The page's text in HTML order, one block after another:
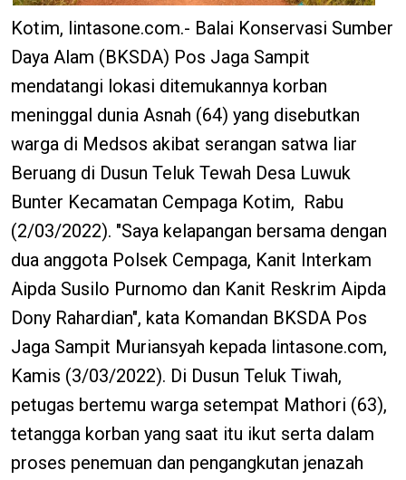
Kotim, lintasone.com.- Balai Konservasi Sumber
Daya Alam (BKSDA) Pos Jaga Sampit
mendatangi lokasi ditemukannya korban
meninggal dunia Asnah (64) yang disebutkan
warga di Medsos akibat serangan satwa liar
Beruang di Dusun Teluk Tewah Desa Luwuk
Bunter Kecamatan Cempaga Kotim, Rabu
(2/03/2022). "Saya kelapangan bersama dengan
dua anggota Polsek Cempaga, Kanit Interkam
Aipda Susilo Purnomo dan Kanit Reskrim Aipda
Dony Rahardian", kata Komandan BKSDA Pos
Jaga Sampit Muriansyah kepada lintasone.com,
Kamis (3/03/2022). Di Dusun Teluk Tiwah,
petugas bertemu warga setempat Mathori (63),
tetangga korban yang saat itu ikut serta dalam
proses penemuan dan pengangkutan jenazah